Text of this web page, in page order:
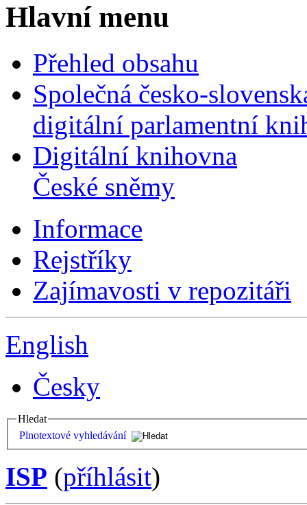
Hlavní menu
Přehled obsahu
Společná česko-
digitální parlamentní
Digitální knihovna
České sněmy
Informace
Rejstříky
Zajímavosti v repozitáři
English
Česky
Hledat
Plnotextové vyhledávání
ISP (příhlásit)